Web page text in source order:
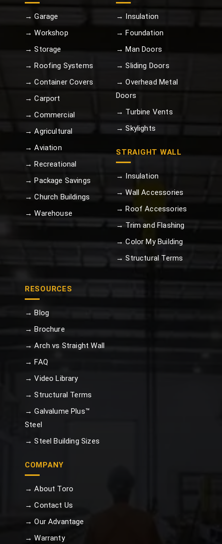
→ Garage
→ Workshop
→ Storage
→ Roofing Systems
→ Container Covers
→ Carport
→ Commercial
→ Agricultural
→ Aviation
→ Recreational
→ Package Savings
→ Church Buildings
→ Warehouse
→ Insulation
→ Foundation
→ Man Doors
→ Sliding Doors
→ Overhead Metal
Doors
→ Turbine Vents
→ Skylights
STRAIGHT WALL
→ Insulation
→ Wall Accessories
→ Roof Accessories
→ Trim and Flashing
→ Color My Building
→ Structural Terms
RESOURCES
→ Blog
→ Brochure
→ Arch vs Straight Wall
→ FAQ
→ Video Library
→ Structural Terms
→ Galvalume Plus™
Steel
→ Steel Building Sizes
COMPANY
→ About Toro
→ Contact Us
→ Our Advantage
→ Warranty